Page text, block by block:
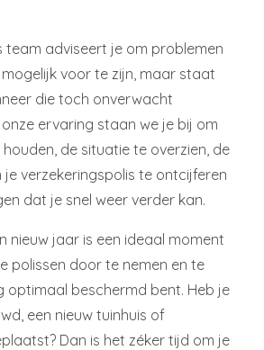
team adviseert je om problemen
voor te zijn, maar staat
die toch onverwacht
ervaring staan we je bij om
de situatie te overzien, de
je verzekeringspolis te ontcijferen
dat je snel weer verder kan.
nieuw jaar is een ideaal moment
polissen door te nemen en te
optimaal beschermd bent. Heb je
een nieuw tuinhuis of
Dan is het zéker tijd om je